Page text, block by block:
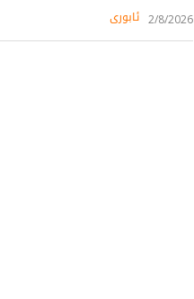
2/8/2026 ئابوری